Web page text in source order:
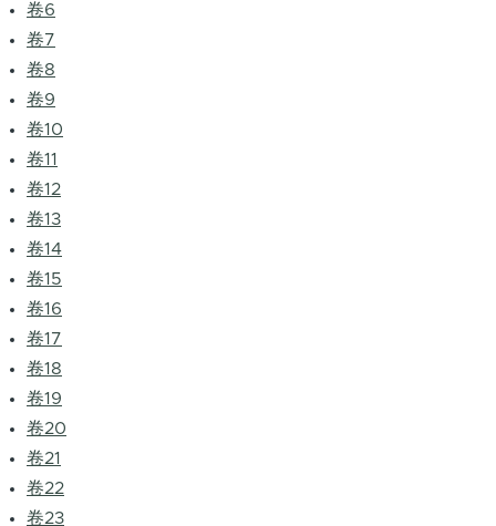
卷6
卷7
卷8
卷9
卷10
卷11
卷12
卷13
卷14
卷15
卷16
卷17
卷18
卷19
卷20
卷21
卷22
卷23